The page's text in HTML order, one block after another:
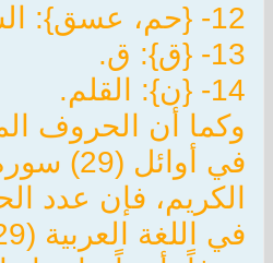
12- {حم، عسق}: الشورى.
13- {ق}: ق.
14- {ن}: القلم.
وكما أن الحروف
في أوائل
الكريم، فإن عدد
في اللغة العربية (29)